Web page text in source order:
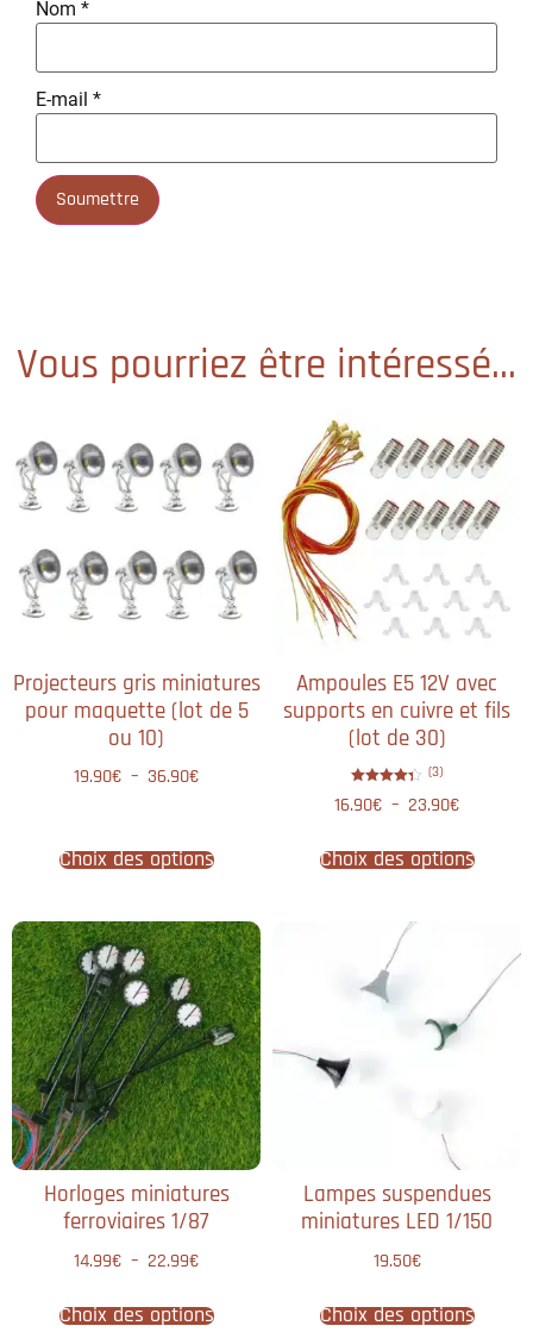
Nom *
E-mail *
Vous pourriez être intéressé...
Projecteurs gris miniatures
pour maquette (lot de 5
ou 10)
19.90€ – 36.90€
Choix des options
Ampoules E5 12V avec
supports en cuivre et fils
(lot de 30)
4.33
(3)
16.90€ – 23.90€
Choix des options
Horloges miniatures
ferroviaires 1/87
14.99€ – 22.99€
Choix des options
Lampes suspendues
miniatures LED 1/150
19.50€
Choix des options